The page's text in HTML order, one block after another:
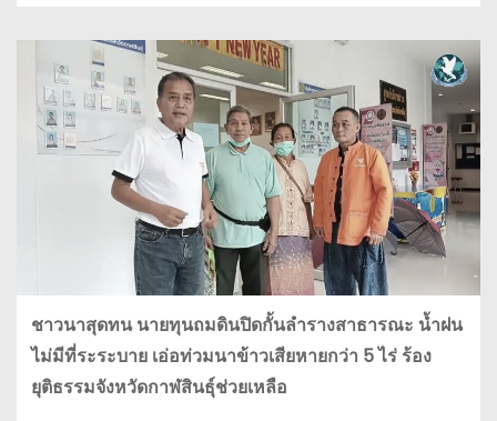
ชาวนาสุดทน นายทุนถมดินปิดกั้นลำรางสาธารณะ น้ำฝน
ไม่มีที่ระระบาย เอ่อท่วมนาข้าวเสียหายกว่า 5 ไร่ ร้อง
ยุติธรรมจังหวัดกาฬสินธุ์ช่วยเหลือ